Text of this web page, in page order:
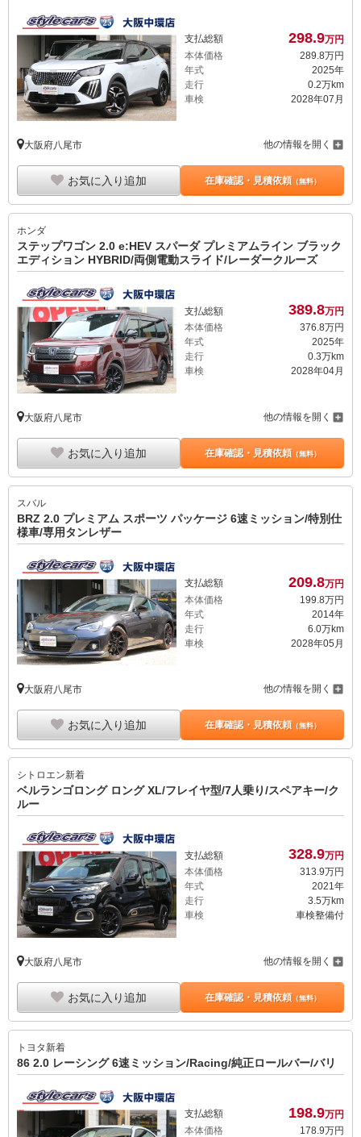
支払総額 298.9万円
本体価格
289. 8万円
年式
2025年
走行
0.2万km
車検
2028年07月
大阪府八尾市 他の情報を開く
お気に入り追加 在庫確認・見積依頼（無料）
ホンダ
ステップワゴン 2.0 e:HEV スパーダ プレミアムライン ブラック
エディション HYBRID/両側電動スライド/レーダークルーズ
支払総額 389.8万円
本体価格
376.8万円
年式
2025年
走行
0.3万km
車検
2028年04月
大阪府八尾市 他の情報を開く
お気に入り追加 在庫確認・見積依頼（無料）
スバル
BRZ 2.0 プレミアム スポーツ パッケージ 6速ミッション/特別仕
様車/専用タンレザー
支払総額 209.8万円
本体価格
199. 8万円
年式
2014年
走行
6.0万km
車検
2028年05月
大阪府八尾市 他の情報を開く
お気に入り追加 在庫確認・見積依頼（無料）
シトロエン新着
ベルランゴロング ロング XL/フレイヤ型/7人乗り/スペアキー/ク
ルー
支払総額 328.9万円
本体価格
313.9万円
年式
2021年
走行
3.5万km
車検
車検整備付
大阪府八尾市 他の情報を開く
お気に入り追加 在庫確認・見積依頼（無料）
トヨタ新着
86 2.0 レーシング 6速ミッション/Racing/純正ロールバー/バリ
支払総額 198.9万円
本体価格
178. 9万円